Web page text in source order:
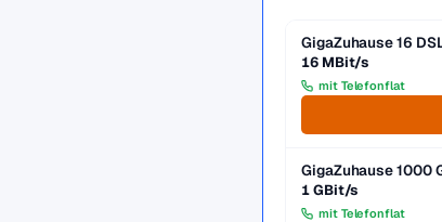
GigaZuhause 16
16 MBit/s
mit Telefonflat
GigaZuhause 1000
1 GBit/s
mit Telefonflat